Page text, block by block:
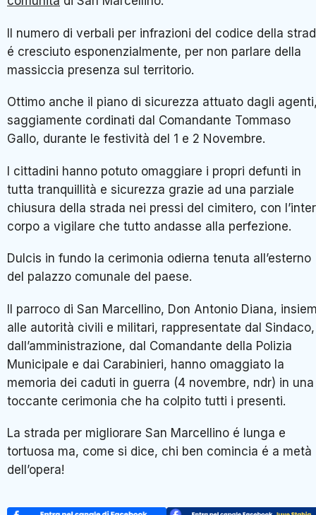
Il numero di verbali per infrazioni del codice della
é cresciuto esponenzialmente, per non parlare della
massiccia presenza sul territorio.
Ottimo anche il piano di sicurezza attuato dagli
saggiamente cordinati dal Comandante Tommaso
Gallo, durante le festività del 1 e 2 Novembre.
I cittadini hanno potuto omaggiare i propri defunti in
tutta tranquillità e sicurezza grazie ad una parziale
chiusura della strada nei pressi del cimitero, con
corpo a vigilare che tutto andasse alla perfezione.
Dulcis in fundo la cerimonia odierna tenuta all’esterno
del palazzo comunale del paese.
Il parroco di San Marcellino, Don Antonio Diana,
alle autorità civili e militari, rappresentate dal Sindaco,
dall’amministrazione, dal Comandante della Polizia
Municipale e dai Carabinieri, hanno omaggiato la
memoria dei caduti in guerra (4 novembre, ndr) in una
toccante cerimonia che ha colpito tutti i presenti.
La strada per migliorare San Marcellino é lunga e
tortuosa ma, come si dice, chi ben comincia é a metà
dell’opera!